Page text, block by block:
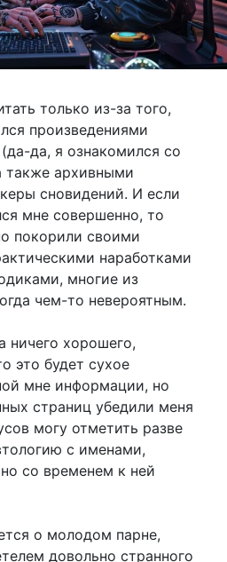
только из-за того,
произведениями
да, я ознакомился со
также архивными
сновидений. И если
мне совершенно, то
покорили своими
наработками
многие из
чем-то невероятным.
ничего хорошего,
это будет сухое
мне информации, но
страниц убедили меня
могу отметить разве
с именами,
со временем к ней
о молодом парне,
довольно странного